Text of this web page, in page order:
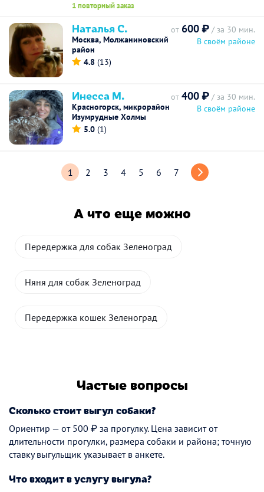
1 повторный заказ
Наталья С.
Москва, Молжаниновский
район
4.8 (13)
от 600 ₽ / за 30 мин.
В своём районе
Инесса М.
Красногорск, микрорайон
Изумрудные Холмы
5.0 (1)
от 400 ₽ / за 30 мин.
В своём районе
1 2 3 4 5 6 7
А что еще можно
Передержка для собак Зеленоград
Няня для собак Зеленоград
Передержка кошек Зеленоград
Частые вопросы
Сколько стоит выгул собаки?
Ориентир — от 500 ₽ за прогулку. Цена зависит от
длительности прогулки, размера собаки и района; точную
ставку выгульщик указывает в анкете.
Что входит в услугу выгула?